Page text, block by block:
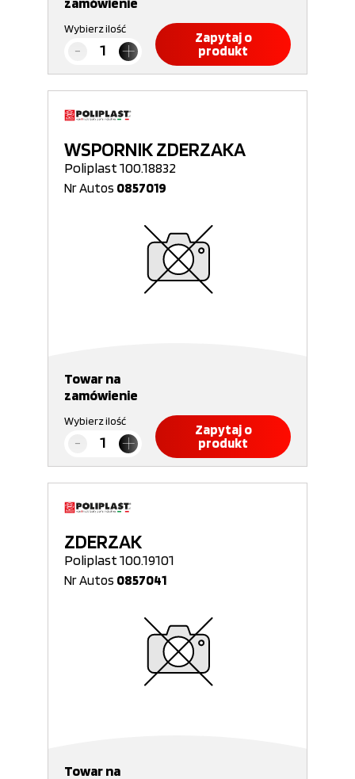
Wybierz ilość
Zapytaj o
produkt
WSPORNIK ZDERZAKA
Poliplast 100.18832
Nr Autos 0857019
Towar na
zamówienie
Wybierz ilość
Zapytaj o
produkt
ZDERZAK
Poliplast 100.19101
Nr Autos 0857041
Towar na